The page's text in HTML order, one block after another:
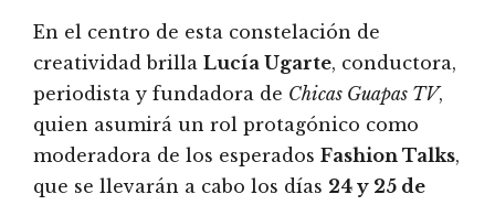
En el centro de esta constelación de
creatividad brilla Lucía Ugarte, conductora,
periodista y fundadora de Chicas Guapas TV,
quien asumirá un rol protagónico como
moderadora de los esperados Fashion Talks,
que se llevarán a cabo los días 24 y 25 de